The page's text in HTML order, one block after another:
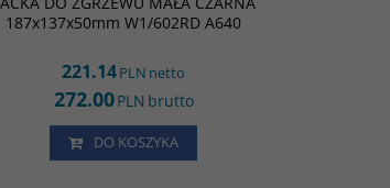
187x137x50mm W1/602RD A640
221.14PLN netto
272.00PLN brutto
DO KOSZYKA